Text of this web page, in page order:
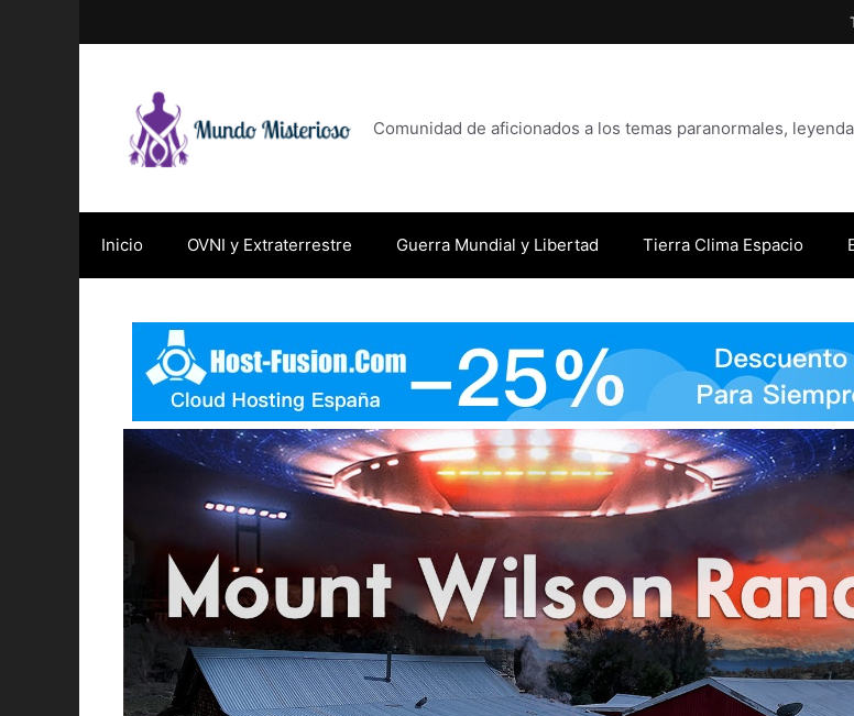
Comunidad de aficionados a los temas paranormales,
Inicio OVNI y Extraterrestre Guerra Mundial y Libertad Tierra Clima Espacio